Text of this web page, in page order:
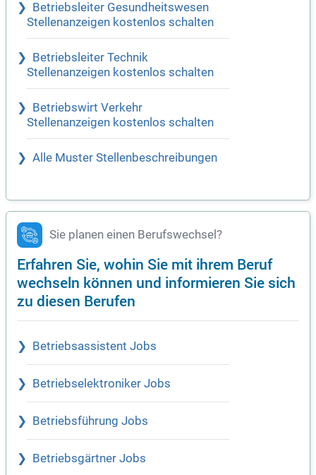
Betriebsleiter Gesundheitswesen
Stellenanzeigen kostenlos schalten
Betriebsleiter Technik
Stellenanzeigen kostenlos schalten
Betriebswirt Verkehr
Stellenanzeigen kostenlos schalten
Alle Muster Stellenbeschreibungen
Sie planen einen Berufswechsel?
Erfahren Sie, wohin Sie mit ihrem Beruf
wechseln können und informieren Sie sich
zu diesen Berufen
Betriebsassistent Jobs
Betriebselektroniker Jobs
Betriebsführung Jobs
Betriebsgärtner Jobs